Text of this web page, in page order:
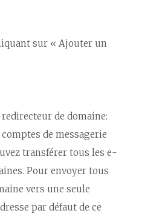
sur « Ajouter un
de domaine:
de messagerie
transférer tous les e-
Pour envoyer tous
vers une seule
par défaut de ce